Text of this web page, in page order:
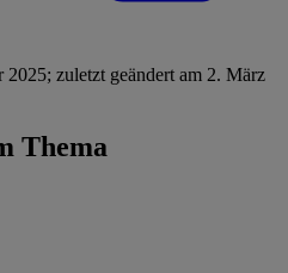
2025; zuletzt geändert am 2. März
Thema